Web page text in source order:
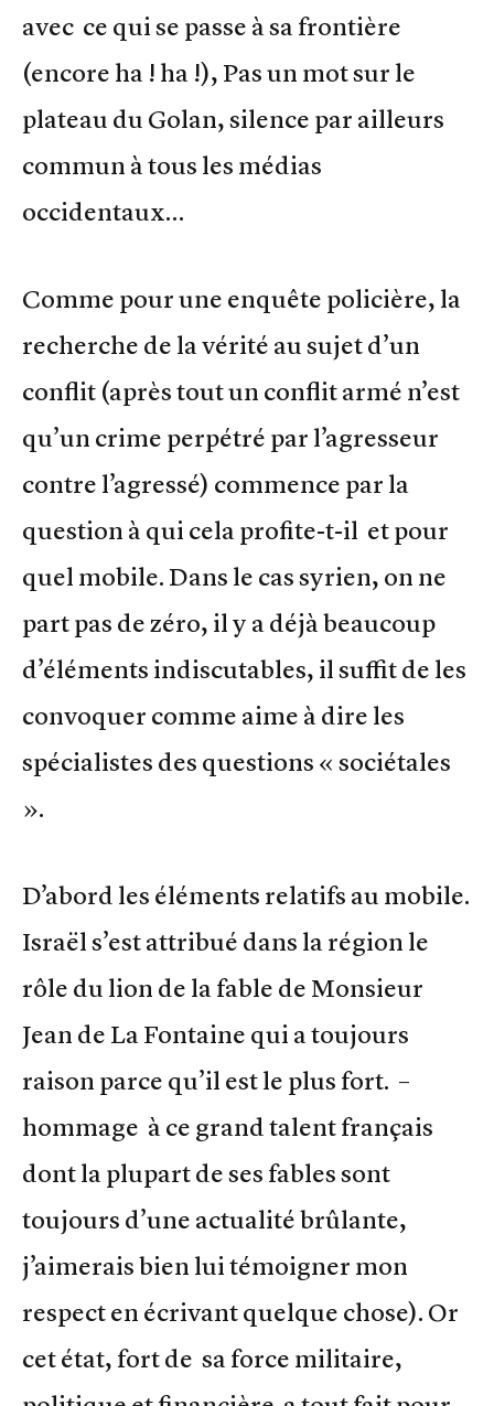
avec ce qui se passe à sa frontière
(encore ha ! ha !), Pas un mot sur le
plateau du Golan, silence par ailleurs
commun à tous les médias
occidentaux…
Comme pour une enquête policière, la
recherche de la vérité au sujet d’un
conflit (après tout un conflit armé n’est
qu’un crime perpétré par l’agresseur
contre l’agressé) commence par la
question à qui cela profite-t-il et pour
quel mobile. Dans le cas syrien, on ne
part pas de zéro, il y a déjà beaucoup
d’éléments indiscutables, il suffit de les
convoquer comme aime à dire les
spécialistes des questions « sociétales
».
D’abord les éléments relatifs au mobile.
Israël s’est attribué dans la région le
rôle du lion de la fable de Monsieur
Jean de La Fontaine qui a toujours
raison parce qu’il est le plus fort. –
hommage à ce grand talent français
dont la plupart de ses fables sont
toujours d’une actualité brûlante,
j’aimerais bien lui témoigner mon
respect en écrivant quelque chose). Or
cet état, fort de sa force militaire,